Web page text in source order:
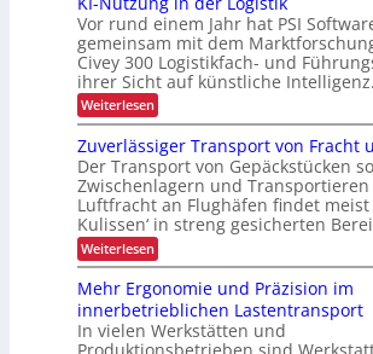
s
p
e
z
i
f
i
s
c
h
e
P
r
a
x
i
n
ga
n
k
A
i
m
t
e
c
D
C
I
x
i
e
r
e
s
P
a
l
e
t
t
e
n
m
a
a
g
e
m
s
b
a
u
d
e
r
U
S
A
-
P
r
ä
s
e
n
z
Vor rund einem Jahr hat PSI
gemeinsam mit dem
Civey 300 Logistikfach- und
ihrer Sicht auf künstliche
Weiterlesen:
K
I
-
N
u
t
z
u
n
g
i
n
d
e
Zuverlässiger Transport von Fracht
Der Transport von Gepäckstücken
Zwischenlagern und Transportieren
Luftfracht an Flughäfen findet meist
Kulissen‘ in streng gesicherten
Weiterlesen:
Z
v
e
r
l
Mehr Ergonomie und Präzision im
innerbetrieblichen Lastentransport
In vielen Werkstätten und